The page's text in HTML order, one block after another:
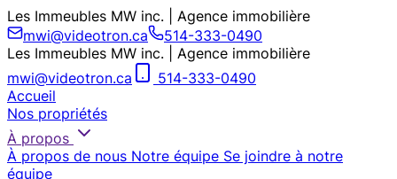
Les Immeubles MW inc. | Agence immobilière
mwi@videotron.ca
514-333-0490
Les Immeubles MW inc. | Agence immobilière
mwi@videotron.ca
514-333-0490
Accueil
Nos propriétés
À propos
À propos de nous Notre équipe Se joindre à notre
équipe